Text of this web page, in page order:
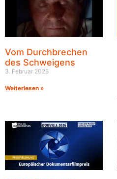
Vom Durchbrechen
des Schweigens
3. Februar 2025
Weiterlesen »